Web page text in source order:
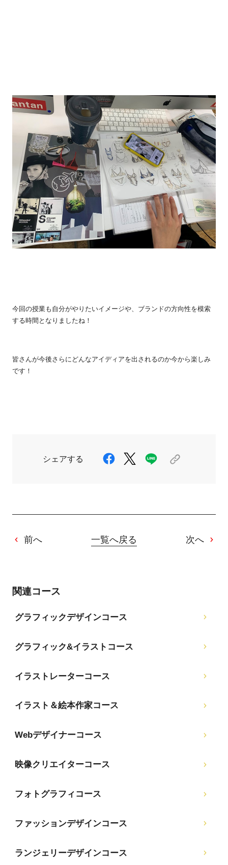
今回の授業も自分がやりたいイメージや、 ブランドの方向性を模索
する時間となりましたね！
皆さんが今後さらにどんなアイディアを出されるのか今から楽しみ
です！
シェアする
前へ 一覧へ戻る 次へ
関連コース
グラフィックデザインコース
グラフィック&イラストコース
イラストレーターコース
イラスト＆絵本作家コース
Webデザイナーコース
映像クリエイターコース
フォトグラフィコース
ファッションデザインコース
ランジェリーデザインコース